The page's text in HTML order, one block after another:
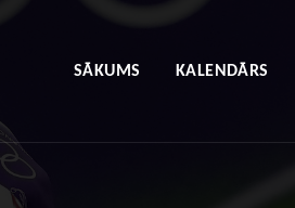
SĀKUMS KALENDĀRS